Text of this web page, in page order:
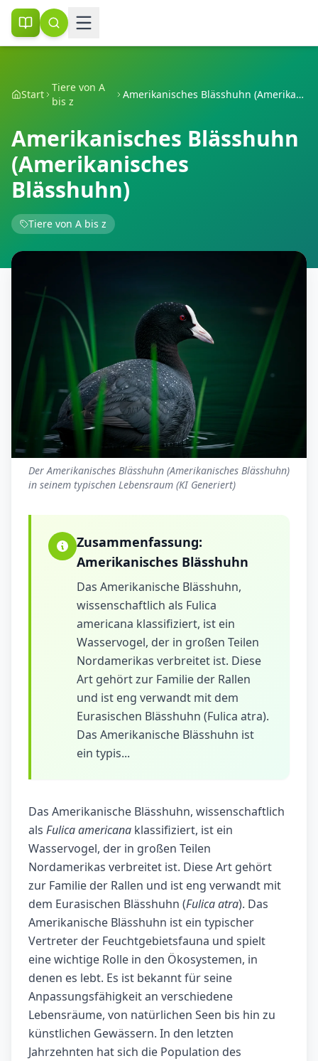
Start
Tiere von A
bis z
Amerikanisches Blässhuhn (Amerikanisches Blässhuhn)
Amerikanisches Blässhuhn
(Amerikanisches
Blässhuhn)
Tiere von A bis z
Der Amerikanisches Blässhuhn (Amerikanisches Blässhuhn)
in seinem typischen Lebensraum (KI Generiert)
Zusammenfassung:
Amerikanisches Blässhuhn
Das Amerikanische Blässhuhn,
wissenschaftlich als Fulica
americana klassifiziert, ist ein
Wasservogel, der in großen Teilen
Nordamerikas verbreitet ist. Diese
Art gehört zur Familie der Rallen
und ist eng verwandt mit dem
Eurasischen Blässhuhn (Fulica atra).
Das Amerikanische Blässhuhn ist
ein typis...
Das Amerikanische Blässhuhn, wissenschaftlich
als Fulica americana klassifiziert, ist ein
Wasservogel, der in großen Teilen
Nordamerikas verbreitet ist. Diese Art gehört
zur Familie der Rallen und ist eng verwandt mit
dem Eurasischen Blässhuhn (Fulica atra). Das
Amerikanische Blässhuhn ist ein typischer
Vertreter der Feuchtgebietsfauna und spielt
eine wichtige Rolle in den Ökosystemen, in
denen es lebt. Es ist bekannt für seine
Anpassungsfähigkeit an verschiedene
Lebensräume, von natürlichen Seen bis hin zu
künstlichen Gewässern. In den letzten
Jahrzehnten hat sich die Population des